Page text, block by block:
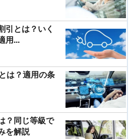
引とは？いく
用...
は？適用の条
？同じ等級で
を解説